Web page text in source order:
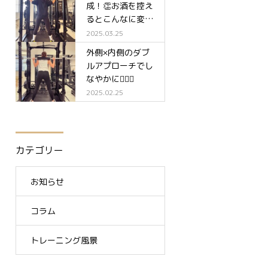
成！👏お酒を控え
るとこんなに変わ
る✨
2025.03.25
外側×内側のダブ
ルアプローチでし
なやかに🧘‍♀️✨
2025.02.25
カテゴリー
お知らせ
コラム
トレーニング風景